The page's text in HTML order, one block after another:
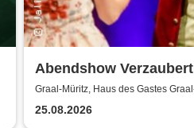
Abendshow
Magier Jalin Alfar in
Müritz
Graal-Müritz, Haus des Gastes
25.08.2026